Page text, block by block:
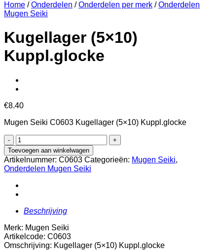
Home / Onderdelen / Onderdelen per merk / Onderdelen
Mugen Seiki
Kugellager (5×10)
Kuppl.glocke
€8.40
Mugen Seiki C0603 Kugellager (5×10) Kuppl.glocke
Kugellager
(5x10)
Kuppl.glocke
aantal
Toevoegen aan winkelwagen
Artikelnummer: C0603 Categorieën: Mugen Seiki,
Onderdelen Mugen Seiki
Beschrijving
Merk: Mugen Seiki
Artikelcode: C0603
Omschrijving: Kugellager (5×10) Kuppl.glocke